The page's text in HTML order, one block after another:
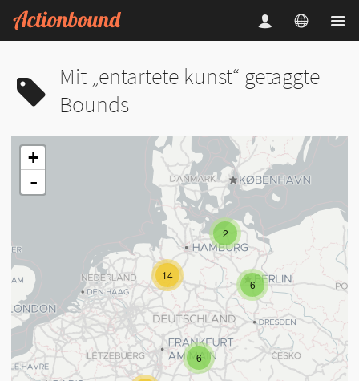
Mit „entartete kunst“ getaggte
Bounds
2
6
6
14
+
-